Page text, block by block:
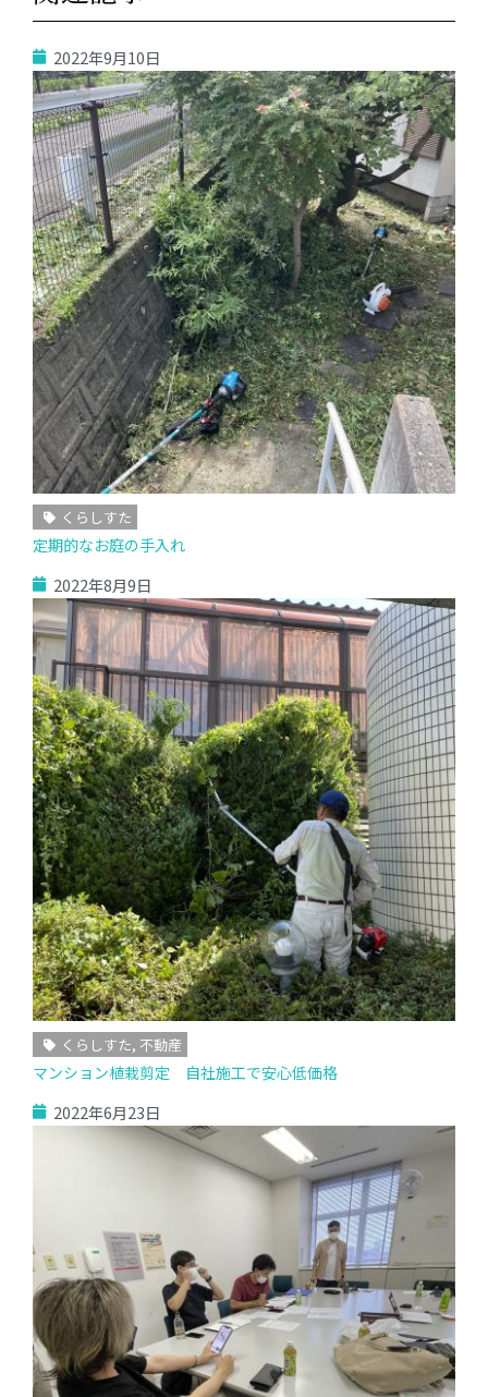
2022年9月10日
くらしすた
定期的なお庭の手入れ
2022年8月9日
くらしすた, 不動産
マンション植栽剪定 自社施工で安心低価格
2022年6月23日